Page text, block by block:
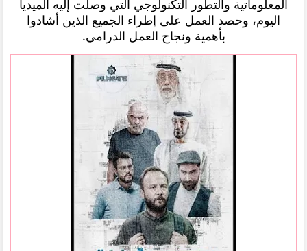
المعلوماتية والتطور التكنولوجي التي وصلت إليه الميديا
اليوم، وحصد العمل على إطراء الجميع الذين أشادوا
بأهمية ونجاح العمل الدرامي.